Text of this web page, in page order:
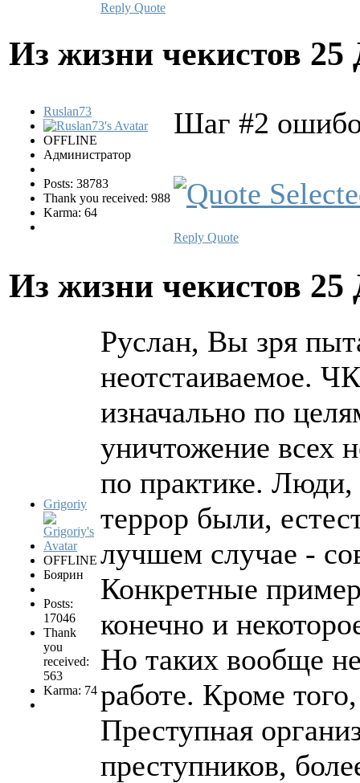
Reply Quote
Из жизни чекистов 25
Ruslan73
OFFLINE
Администратор
Posts: 38783
Thank you received: 988
Karma: 64
Шаг #2
Reply Quote
Из жизни чекистов 25
Grigoriy
OFFLINE
Боярин
Posts:
17046
Thank
you
received:
563
Karma: 74
Руслан, Вы зря
неотстаиваемое.
изначально по
уничтожение всех
по практике.
террор были,
лучшем случае -
Конкретные
конечно и
Но таких вообще
работе. Кроме
Преступная
преступников,